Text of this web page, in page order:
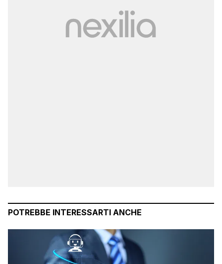
POTREBBE INTERESSARTI ANCHE